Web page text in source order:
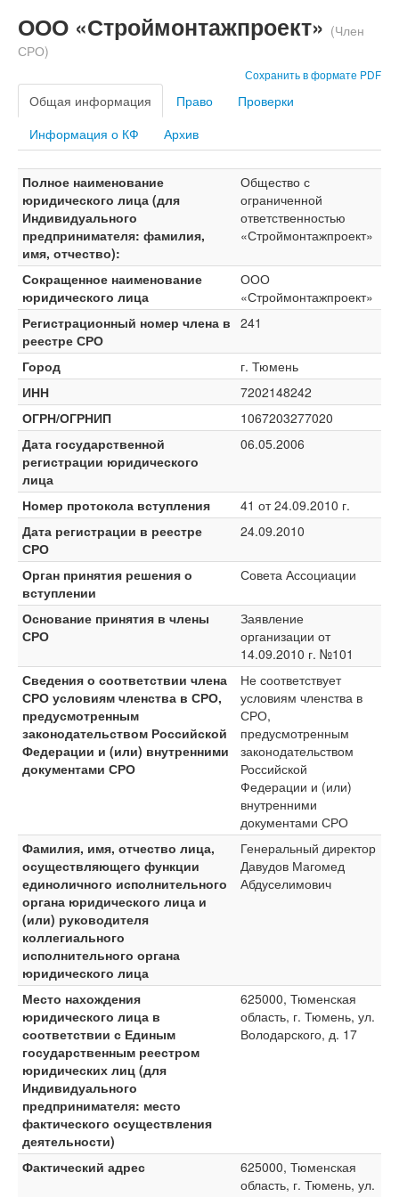
ООО «Строймонтажпроект» (Член
СРО)
Сохранить в формате PDF
Общая информация Право
Проверки
Информация о КФ
Архив
Полное наименование
юридического лица (для
Индивидуального
предпринимателя: фамилия,
имя, отчество):
Общество с
ограниченной
ответственностью
«Строймонтажпроект»
Сокращенное наименование
юридического лица
ООО
«Строймонтажпроект»
Регистрационный номер члена в
реестре СРО
241
Город
г. Тюмень
ИНН
7202148242
ОГРН/ОГРНИП
1067203277020
Дата государственной
регистрации юридического
лица
06.05.2006
Номер протокола вступления
41 от 24.09.2010 г.
Дата регистрации в реестре
СРО
24.09.2010
Орган принятия решения о
вступлении
Совета Ассоциации
Основание принятия в члены
СРО
Заявление
организации от
14.09.2010 г. №101
Сведения о соответствии члена
СРО условиям членства в СРО,
предусмотренным
законодательством Российской
Федерации и (или) внутренними
документами СРО
Не соответствует
условиям членства в
СРО,
предусмотренным
законодательством
Российской
Федерации и (или)
внутренними
документами СРО
Фамилия, имя, отчество лица,
осуществляющего функции
единоличного исполнительного
органа юридического лица и
(или) руководителя
коллегиального
исполнительного органа
юридического лица
Генеральный директор
Давудов Магомед
Абдуселимович
Место нахождения
юридического лица в
соответствии с Единым
государственным реестром
юридических лиц (для
Индивидуального
предпринимателя: место
фактического осуществления
деятельности)
625000, Тюменская
область, г. Тюмень, ул.
Володарского, д. 17
Фактический адрес
625000, Тюменская
область, г. Тюмень, ул.